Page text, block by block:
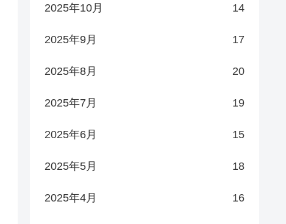
2025年10月 14
2025年9月 17
2025年8月 20
2025年7月 19
2025年6月 15
2025年5月 18
2025年4月 16